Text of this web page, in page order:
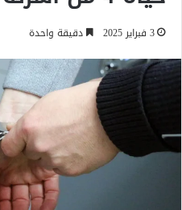
3 فبراير 2025 دقيقة واحدة